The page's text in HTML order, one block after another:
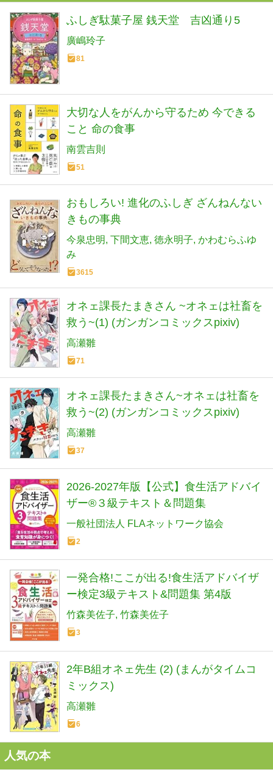
ふしぎ駄菓子屋 銭天堂 吉凶通り5
廣嶋玲子
81
大切な人をがんから守るため 今できる
こと 命の食事
南雲吉則
51
おもしろい! 進化のふしぎ ざんねんない
きもの事典
今泉忠明 下間文恵 徳永明子 かわむらふゆ
み
3615
オネェ課長たまきさん ~オネェは社畜を
救う~(1) (ガンガンコミックスpixiv)
高瀬雛
71
オネェ課長たまきさん~オネェは社畜を
救う~(2) (ガンガンコミックスpixiv)
高瀬雛
37
2026-2027年版【公式】食生活アドバイ
ザー®３級テキスト＆問題集
一般社団法人 FLAネットワーク協会
2
一発合格!ここが出る!食生活アドバイザ
ー検定3級テキスト&問題集 第4版
竹森美佐子 竹森美佐子
3
2年B組オネェ先生 (2) (まんがタイムコ
ミックス)
高瀬雛
6
人気の本